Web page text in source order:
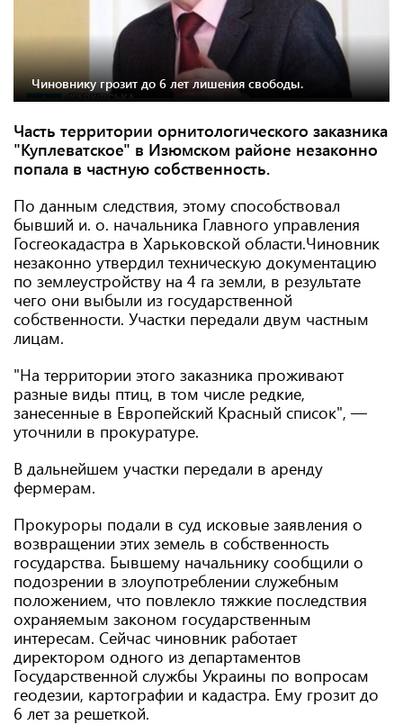
Чиновнику грозит до 6 лет лишения свободы.
Часть территории орнитологического заказника
"Куплеватское" в Изюмском районе незаконно
попала в частную собственность.
По данным следствия, этому способствовал
бывший и. о. начальника Главного управления
Госгеокадастра в Харьковской области.Чиновник
незаконно утвердил техническую документацию
по землеустройству на 4 га земли, в результате
чего они выбыли из государственной
собственности. Участки передали двум частным
лицам.
"На территории этого заказника проживают
разные виды птиц, в том числе редкие,
занесенные в Европейский Красный список", —
уточнили в прокуратуре.
В дальнейшем участки передали в аренду
фермерам.
Прокуроры подали в суд исковые заявления о
возвращении этих земель в собственность
государства. Бывшему начальнику сообщили о
подозрении в злоупотреблении служебным
положением, что повлекло тяжкие последствия
охраняемым законом государственным
интересам. Сейчас чиновник работает
директором одного из департаментов
Государственной службы Украины по вопросам
геодезии, картографии и кадастра. Ему грозит до
6 лет за решеткой.